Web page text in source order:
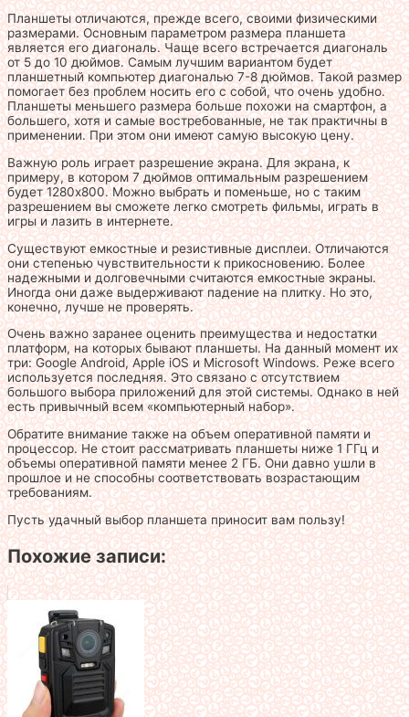
Планшеты отличаются, прежде всего, своими физическими
размерами. Основным параметром размера планшета
является его диагональ. Чаще всего встречается диагональ
от 5 до 10 дюймов. Самым лучшим вариантом будет
планшетный компьютер диагональю 7-8 дюймов. Такой размер
помогает без проблем носить его с собой, что очень удобно.
Планшеты меньшего размера больше похожи на смартфон, а
большего, хотя и самые востребованные, не так практичны в
применении. При этом они имеют самую высокую цену.
Важную роль играет разрешение экрана. Для экрана, к
примеру, в котором 7 дюймов оптимальным разрешением
будет 1280х800. Можно выбрать и поменьше, но с таким
разрешением вы сможете легко смотреть фильмы, играть в
игры и лазить в интернете.
Существуют емкостные и резистивные дисплеи. Отличаются
они степенью чувствительности к прикосновению. Более
надежными и долговечными считаются емкостные экраны.
Иногда они даже выдерживают падение на плитку. Но это,
конечно, лучше не проверять.
Очень важно заранее оценить преимущества и недостатки
платформ, на которых бывают планшеты. На данный момент их
три: Google Android, Apple iOS и Microsoft Windows. Реже всего
используется последняя. Это связано с отсутствием
большого выбора приложений для этой системы. Однако в ней
есть привычный всем «компьютерный набор».
Обратите внимание также на объем оперативной памяти и
процессор. Не стоит рассматривать планшеты ниже 1 ГГц и
объемы оперативной памяти менее 2 ГБ. Они давно ушли в
прошлое и не способны соответствовать возрастающим
требованиям.
Пусть удачный выбор планшета приносит вам пользу!
Похожие записи: